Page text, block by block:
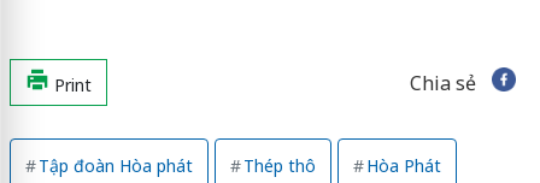
Print Chia sẻ
Tập đoàn Hòa phát Thép thô Hòa Phát